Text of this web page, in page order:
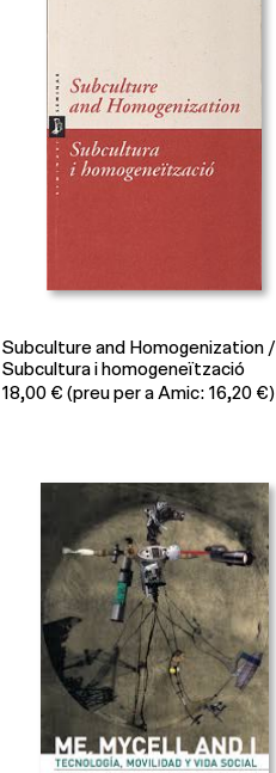
Subculture and Homogenization /
Subcultura i homogeneïtzació
18,00 € (preu per a Amic: 16,20 €)